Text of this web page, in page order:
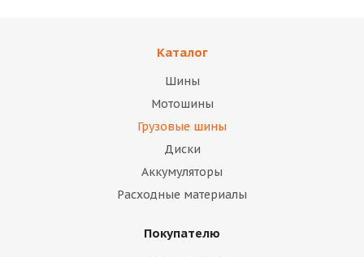
Каталог
Шины
Мотошины
Грузовые шины
Диски
Аккумуляторы
Расходные материалы
Покупателю